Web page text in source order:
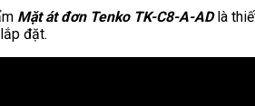
Mặt át đơnTenko TK-C8-A-ADlà
đặt.